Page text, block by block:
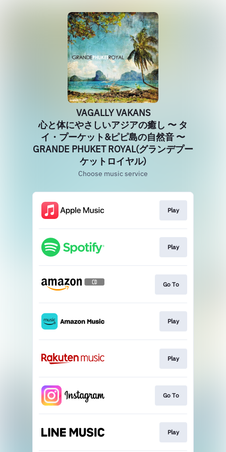
VAGALLY VAKANS
心と体にやさしいアジアの癒し 〜 タ
イ・プーケット&ピピ島の自然音 〜
GRANDE PHUKET ROYAL(グランデプー
ケットロイヤル)
Choose music service
Play
Play
Go To
Play
Play
Go To
Play